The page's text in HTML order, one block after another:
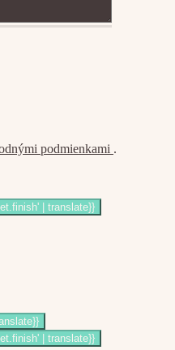
podmienkami .